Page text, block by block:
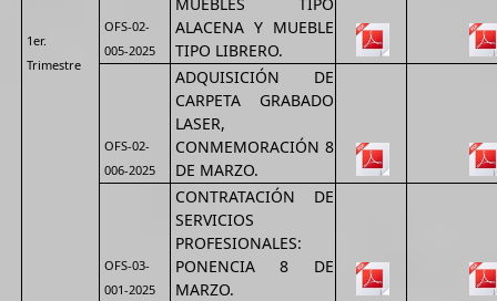
1er.
Trimestre
OFS-02-
005-2025
ALACENA Y MUEBLE
TIPO LIBRERO.
OFS-02-
006-2025
ADQUISICIÓN DE
CARPETA GRABADO
LASER,
CONMEMORACIÓN 8
DE MARZO.
OFS-03-
001-2025
CONTRATACIÓN DE
SERVICIOS
PROFESIONALES:
PONENCIA 8 DE
MARZO.